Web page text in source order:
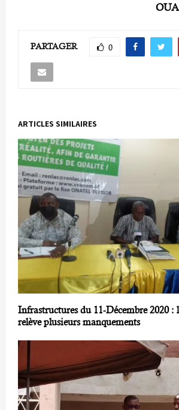
PARTAGER 0
ARTICLES SIMILAIRES
Infrastructures du 11-Décembre 2020
relève plusieurs manquements